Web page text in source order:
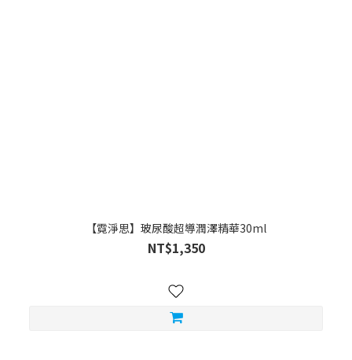
【霓淨思】玻尿酸超導潤澤精華30ml
NT$1,350